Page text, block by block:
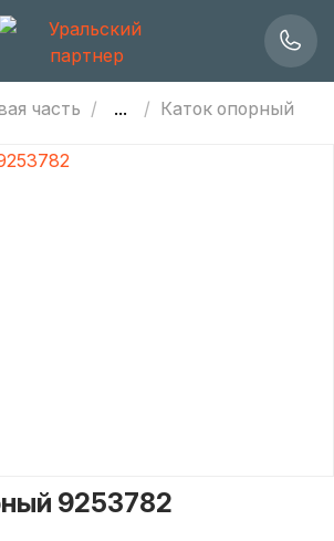
часть ... Каток опорный
9253782